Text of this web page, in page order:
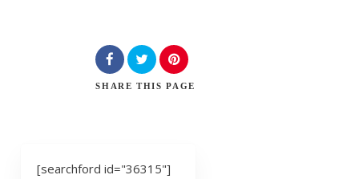
SHARE THIS PAGE
[searchford id="36315"]